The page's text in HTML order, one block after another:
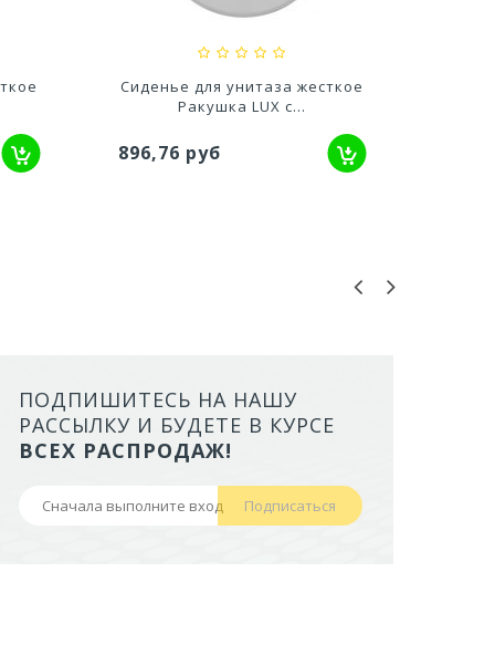
Сиденье для унитаза жесткое
Ракушка LUX с...
896,76 руб
ЛОТОК ALTA ДЛЯ КОШЕК
БОРТАМИ И СЕТКОЙ НА
НОЖКАХ)
ПОДПИШИТЕСЬ НА НАШУ
РАССЫЛКУ И БУДЕТЕ В КУРСЕ
ВСЕХ РАСПРОДАЖ!
Подписаться